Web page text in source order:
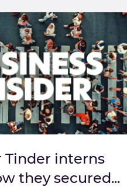
Tinder interns
they secured...